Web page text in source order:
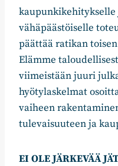
vähäpäästöiselle
päättää ratikan
Elämme
viimeistään juuri
hyötylaskelmat
vaiheen
tulevaisuuteen ja
EI OLE JÄRKEVÄÄ